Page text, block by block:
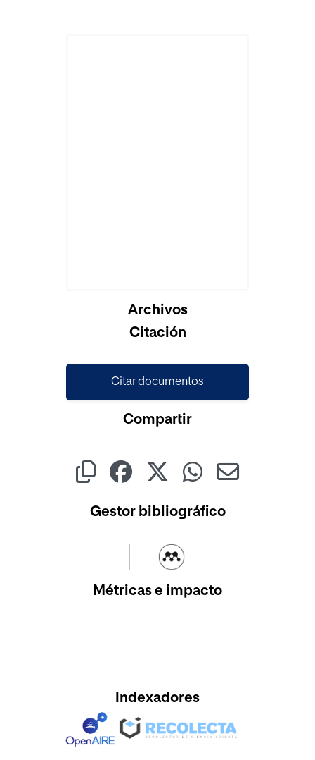
Archivos
Citación
Citar documentos
Compartir
Gestor bibliográfico
Métricas e impacto
Indexadores